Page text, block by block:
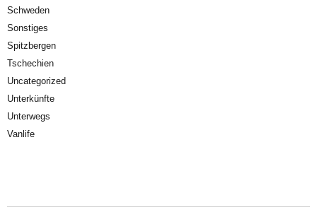
Schweden
Sonstiges
Spitzbergen
Tschechien
Uncategorized
Unterkünfte
Unterwegs
Vanlife